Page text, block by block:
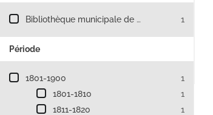
Filtre les résultats par :
Bibliothèque municipale de Besançon 1
Période
Filtre les résultats par : Période
1801-1900
1
1801-1810
1
1811-1820
1